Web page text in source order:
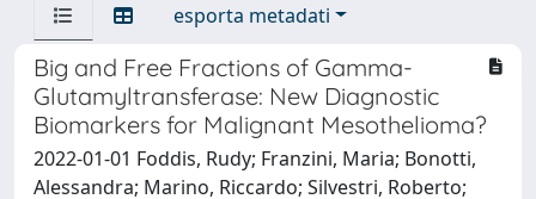
esporta metadati
Big and Free Fractions of Gamma-
Glutamyltransferase: New Diagnostic
Biomarkers for Malignant Mesothelioma?
2022-01-01 Foddis, Rudy; Franzini, Maria; Bonotti,
Alessandra; Marino, Riccardo; Silvestri, Roberto;